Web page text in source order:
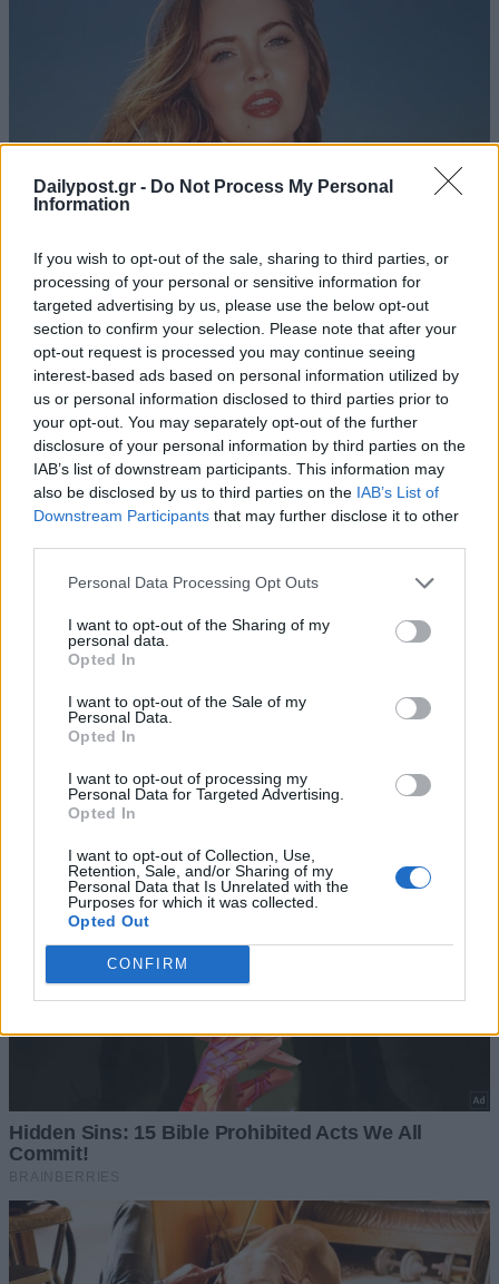
Dailypost.gr - Do Not Process My Personal
Information
If you wish to opt-out of the sale, sharing to third parties, or
processing of your personal or sensitive information for
targeted advertising by us, please use the below opt-out
section to confirm your selection. Please note that after your
opt-out request is processed you may continue seeing
interest-based ads based on personal information utilized by
us or personal information disclosed to third parties prior to
your opt-out. You may separately opt-out of the further
disclosure of your personal information by third parties on the
IAB’s list of downstream participants. This information may
also be disclosed by us to third parties on the IAB’s List of
Downstream Participants that may further disclose it to other
Personal Data Processing Opt Outs
I want to opt-out of the Sharing of my
personal data.
Opted In
I want to opt-out of the Sale of my
Personal Data.
Opted In
I want to opt-out of processing my
Personal Data for Targeted Advertising.
Opted In
I want to opt-out of Collection, Use,
Retention, Sale, and/or Sharing of my
Personal Data that Is Unrelated with the
Purposes for which it was collected.
Opted Out
CONFIRM